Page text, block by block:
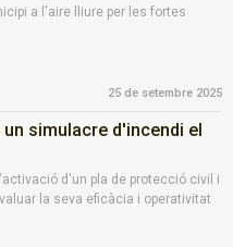
a l'aire lliure per les fortes
25 de setembre 2025
simulacre d'incendi el
d'un pla de protecció civil i
la seva eficàcia i operativitat